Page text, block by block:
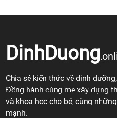
DinhDuong
Chia sẻ kiến thức về dinh
Đồng hành cùng mẹ xây dựng
và khoa học cho bé, cùng
mạnh.